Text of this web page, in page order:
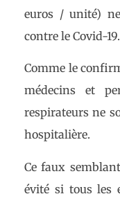
euros / unité)
contre le Covid-19.
Comme le
médecins et
respirateurs ne
hospitalière.
Ce faux
évité si tous les